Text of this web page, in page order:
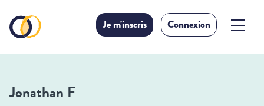
Je m'inscris Connexion
Jonathan F